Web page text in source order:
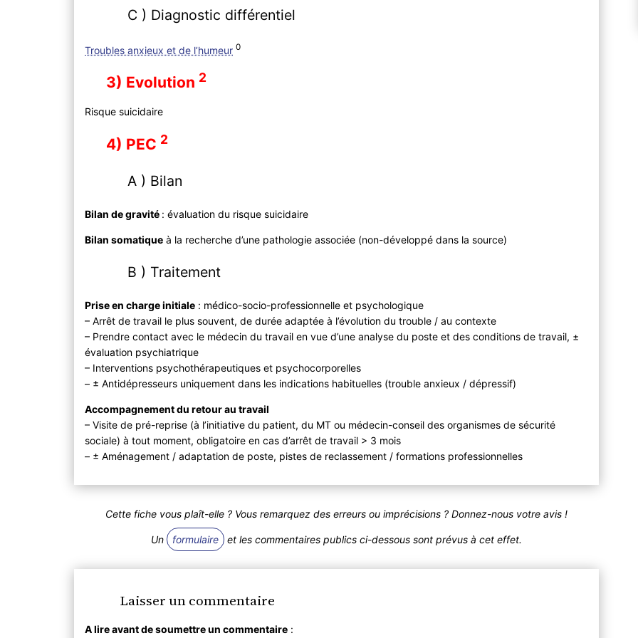
C ) Diagnostic différentiel
Troubles anxieux et de l’humeur 0
3) Evolution 2
Risque suicidaire
4) PEC 2
A ) Bilan
Bilan de gravité : évaluation du risque suicidaire
Bilan somatique à la recherche d’une pathologie associée (non-développé dans la source)
B ) Traitement
Prise en charge initiale : médico-socio-professionnelle et psychologique
– Arrêt de travail le plus souvent, de durée adaptée à l’évolution du trouble / au contexte
– Prendre contact avec le médecin du travail en vue d’une analyse du poste et des conditions de travail, ±
évaluation psychiatrique
– Interventions psychothérapeutiques et psychocorporelles
– ± Antidépresseurs uniquement dans les indications habituelles (trouble anxieux / dépressif)
Accompagnement du retour au travail
– Visite de pré-reprise (à l’initiative du patient, du MT ou médecin-conseil des organismes de sécurité
sociale) à tout moment, obligatoire en cas d’arrêt de travail > 3 mois
– ± Aménagement / adaptation de poste, pistes de reclassement / formations professionnelles
Cette fiche vous plaît-elle ? Vous remarquez des erreurs ou imprécisions ? Donnez-nous votre avis !
Un formulaire et les commentaires publics ci-dessous sont prévus à cet effet.
Laisser un commentaire
A lire avant de soumettre un commentaire :